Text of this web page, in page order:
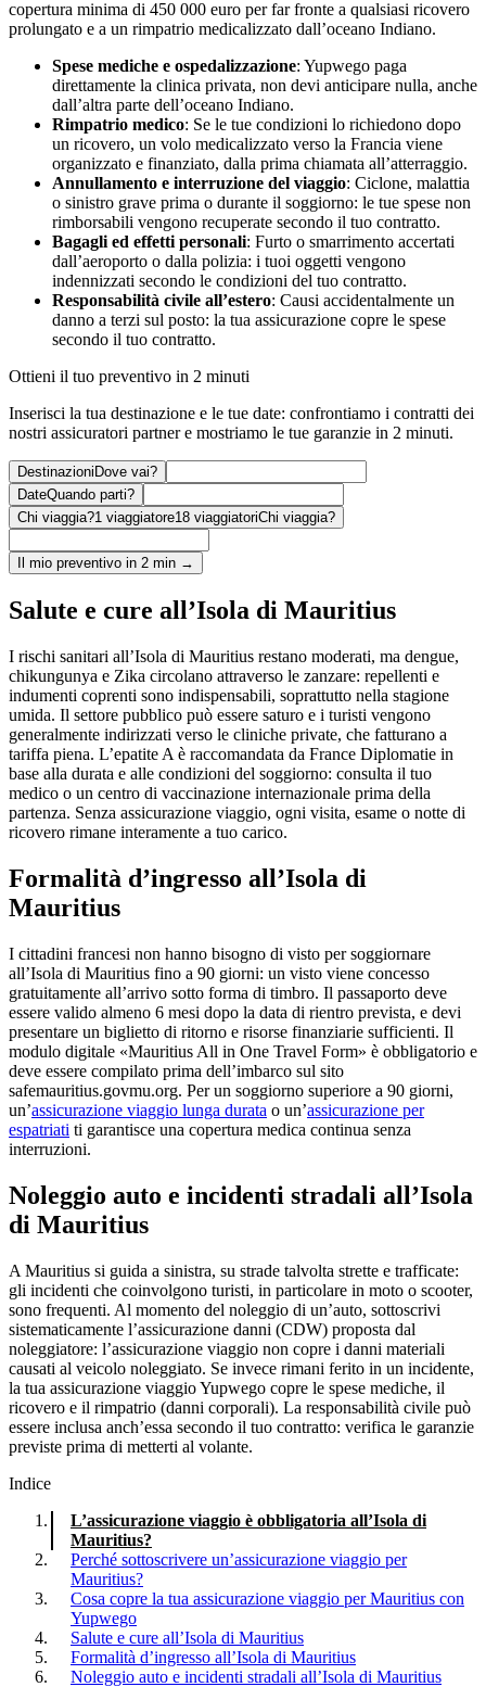
copertura minima di 450 000 euro per far fronte a qualsiasi ricovero
prolungato e a un rimpatrio medicalizzato dall’oceano Indiano.
Spese mediche e ospedalizzazione: Yupwego paga
direttamente la clinica privata, non devi anticipare nulla, anche
dall’altra parte dell’oceano Indiano.
Rimpatrio medico: Se le tue condizioni lo richiedono dopo
un ricovero, un volo medicalizzato verso la Francia viene
organizzato e finanziato, dalla prima chiamata all’atterraggio.
Annullamento e interruzione del viaggio: Ciclone, malattia
o sinistro grave prima o durante il soggiorno: le tue spese non
rimborsabili vengono recuperate secondo il tuo contratto.
Bagagli ed effetti personali: Furto o smarrimento accertati
dall’aeroporto o dalla polizia: i tuoi oggetti vengono
indennizzati secondo le condizioni del tuo contratto.
Responsabilità civile all’estero: Causi accidentalmente un
danno a terzi sul posto: la tua assicurazione copre le spese
secondo il tuo contratto.
Ottieni il tuo preventivo in 2 minuti
Inserisci la tua destinazione e le tue date: confrontiamo i contratti dei
nostri assicuratori partner e mostriamo le tue garanzie in 2 minuti.
Destinazioni Dove vai?
DateQuando parti?
Chi viaggia?1 viaggiatore18 viaggiatoriChi viaggia?
Il mio preventivo in 2 min →
Salute e cure all’Isola di Mauritius
I rischi sanitari all’Isola di Mauritius restano moderati, ma dengue,
chikungunya e Zika circolano attraverso le zanzare: repellenti e
indumenti coprenti sono indispensabili, soprattutto nella stagione
umida. Il settore pubblico può essere saturo e i turisti vengono
generalmente indirizzati verso le cliniche private, che fatturano a
tariffa piena. L’epatite A è raccomandata da France Diplomatie in
base alla durata e alle condizioni del soggiorno: consulta il tuo
medico o un centro di vaccinazione internazionale prima della
partenza. Senza assicurazione viaggio, ogni visita, esame o notte di
ricovero rimane interamente a tuo carico.
Formalità d’ingresso all’Isola di
Mauritius
I cittadini francesi non hanno bisogno di visto per soggiornare
all’Isola di Mauritius fino a 90 giorni: un visto viene concesso
gratuitamente all’arrivo sotto forma di timbro. Il passaporto deve
essere valido almeno 6 mesi dopo la data di rientro prevista, e devi
presentare un biglietto di ritorno e risorse finanziarie sufficienti. Il
modulo digitale «Mauritius All in One Travel Form» è obbligatorio e
deve essere compilato prima dell’imbarco sul sito
safemauritius.govmu.org. Per un soggiorno superiore a 90 giorni,
un’assicurazione viaggio lunga durata o un’assicurazione per
espatriati ti garantisce una copertura medica continua senza
interruzioni.
Noleggio auto e incidenti stradali all’Isola
di Mauritius
A Mauritius si guida a sinistra, su strade talvolta strette e trafficate:
gli incidenti che coinvolgono turisti, in particolare in moto o scooter,
sono frequenti. Al momento del noleggio di un’auto, sottoscrivi
sistematicamente l’assicurazione danni (CDW) proposta dal
noleggiatore: l’assicurazione viaggio non copre i danni materiali
causati al veicolo noleggiato. Se invece rimani ferito in un incidente,
la tua assicurazione viaggio Yupwego copre le spese mediche, il
ricovero e il rimpatrio (danni corporali). La responsabilità civile può
essere inclusa anch’essa secondo il tuo contratto: verifica le garanzie
previste prima di metterti al volante.
Indice
L’assicurazione viaggio è obbligatoria all’Isola di
Mauritius?
Perché sottoscrivere un’assicurazione viaggio per
Mauritius?
Cosa copre la tua assicurazione viaggio per Mauritius con
Yupwego
Salute e cure all’Isola di Mauritius
Formalità d’ingresso all’Isola di Mauritius
Noleggio auto e incidenti stradali all’Isola di Mauritius